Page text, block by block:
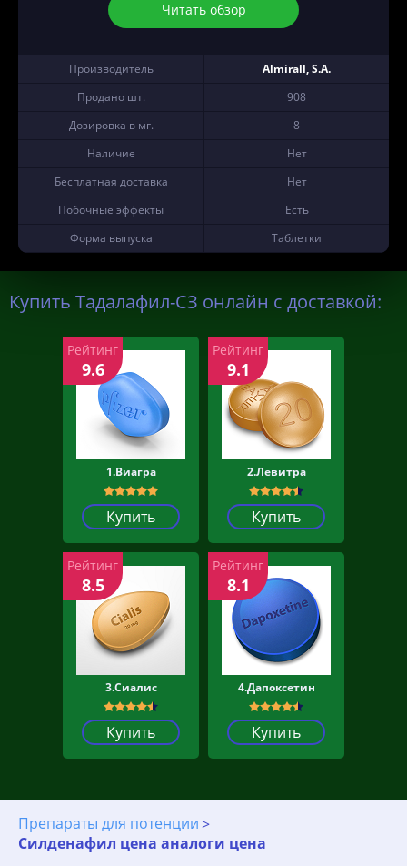
Читать обзор
Производитель
Almirall, S.A.
Продано шт.
908
Дозировка в мг.
8
Наличие
Нет
Бесплатная доставка
Нет
Побочные эффекты
Есть
Форма выпуска
Таблетки
Купить Тадалафил-СЗ онлайн с доставкой:
1.Виагра
Купить
Рейтинг
9.6
2.Левитра
Купить
Рейтинг
9.1
3.Сиалис
Купить
Рейтинг
8.5
4.Дапоксетин
Купить
Рейтинг
8.1
Препараты для потенции
Силденафил цена аналоги цена